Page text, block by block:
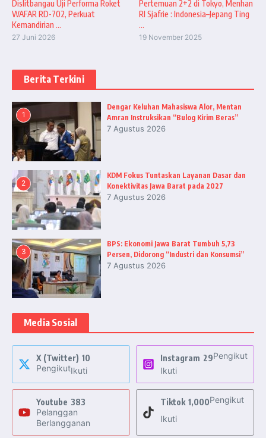
Dislitbangau Uji Performa Roket
WAFAR RD-702, Perkuat
Kemandirian ...
27 Juni 2026
Pertemuan 2+2 di Tokyo, Menhan
RI Sjafrie : Indonesia–Jepang Ting
...
19 November 2025
Berita Terkini
1
Dengar Keluhan Mahasiswa Alor, Mentan
Amran Instruksikan “Bulog Kirim Beras”
7 Agustus 2026
2
KDM Fokus Tuntaskan Layanan Dasar dan
Konektivitas Jawa Barat pada 2027
7 Agustus 2026
3
BPS: Ekonomi Jawa Barat Tumbuh 5,73
Persen, Didorong “Industri dan Konsumsi”
7 Agustus 2026
Media Sosial
X (Twitter) 10
PengikutIkuti
Instagram 29Pengikut
Ikuti
Youtube 383
Pelanggan
Berlangganan
Tiktok 1,000Pengikut
Ikuti